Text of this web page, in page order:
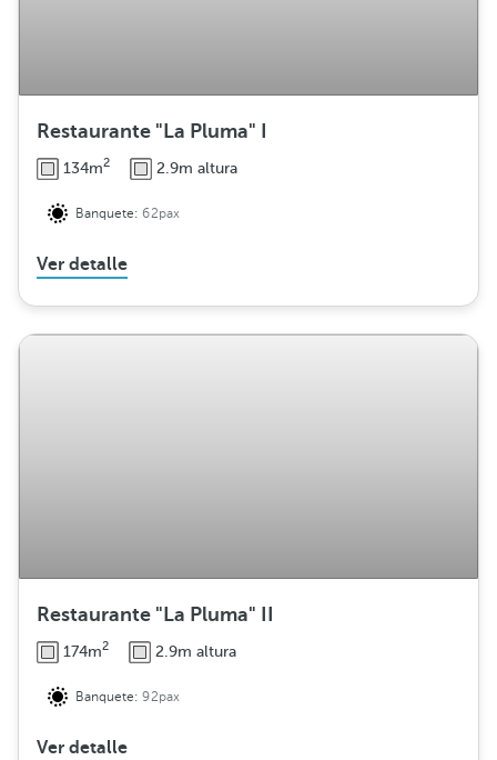
Restaurante "La Pluma" I
134m2 2.9m altura
Banquete:62pax
Ver detalle
Restaurante "La Pluma" II
174m2 2.9m altura
Banquete:92pax
Ver detalle